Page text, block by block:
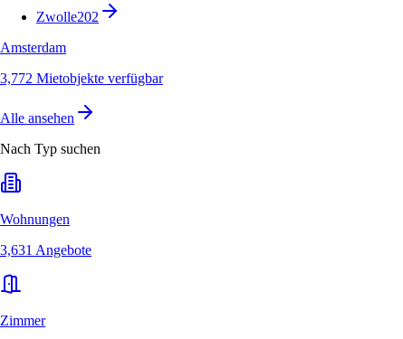
Zwolle202
Amsterdam
3,772 Mietobjekte verfügbar
Alle ansehen
Nach Typ suchen
Wohnungen
3,631 Angebote
Zimmer